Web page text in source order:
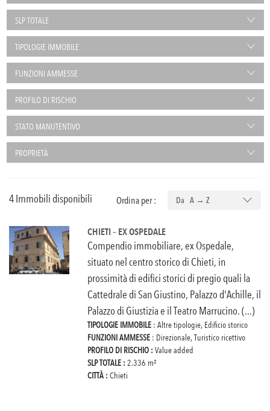
SLP TOTALE
TIPOLOGIE IMMOBILE
FUNZIONI AMMESSE
PROFILO DI RISCHIO
STATO MANUTENTIVO
PROPRIETÀ
4 Immobili disponibili Ordina per : Da A → Z
CHIETI – EX OSPEDALE
Compendio immobiliare, ex Ospedale,
situato nel centro storico di Chieti, in
prossimità di edifici storici di pregio quali la
Cattedrale di San Giustino, Palazzo d'Achille, il
Palazzo di Giustizia e il Teatro Marrucino. (...)
TIPOLOGIE IMMOBILE : Altre tipologie, Edificio storico
FUNZIONI AMMESSE : Direzionale, Turistico ricettivo
PROFILO DI RISCHIO : Value added
SLP TOTALE : 2.336 m²
CITTÀ : Chieti